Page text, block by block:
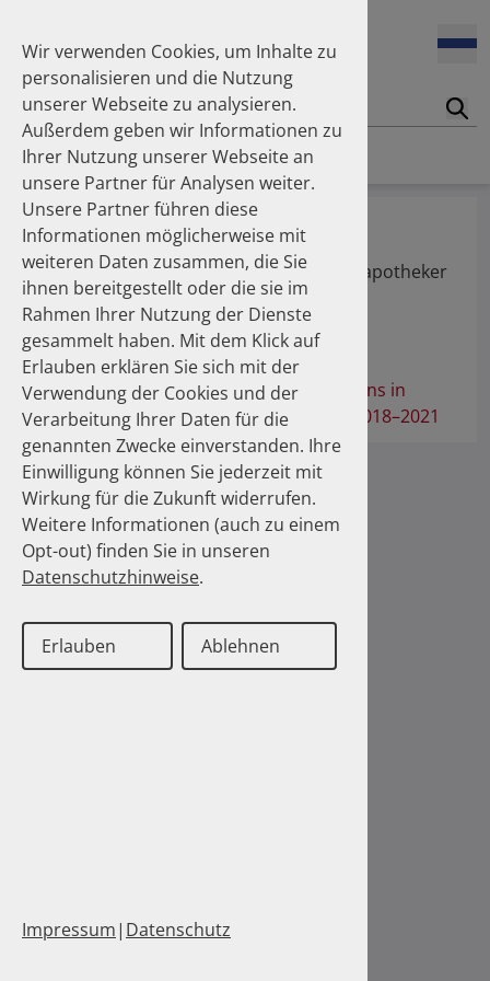
Homepage Publikationen Über die Autoren
Wolf, Carolin
Bundesverband Deutscher Krankenhausapotheker
e.V. (ADKA)
Publikationen
The utilization of discharge prescriptions in
Germany - An overview for the years 2018–2021
Wir verwenden Cookies, um Inhalte zu
personalisieren und die Nutzung
unserer Webseite zu analysieren.
Außerdem geben wir Informationen zu
Ihrer Nutzung unserer Webseite an
unsere Partner für Analysen weiter.
Unsere Partner führen diese
Informationen möglicherweise mit
weiteren Daten zusammen, die Sie
ihnen bereitgestellt oder die sie im
Rahmen Ihrer Nutzung der Dienste
gesammelt haben. Mit dem Klick auf
Erlauben erklären Sie sich mit der
Verwendung der Cookies und der
Verarbeitung Ihrer Daten für die
genannten Zwecke einverstanden. Ihre
Einwilligung können Sie jederzeit mit
Wirkung für die Zukunft widerrufen.
Weitere Informationen (auch zu einem
Opt-out) finden Sie in unseren
Datenschutzhinweise.
Erlauben Ablehnen
Impressum| Datenschutz